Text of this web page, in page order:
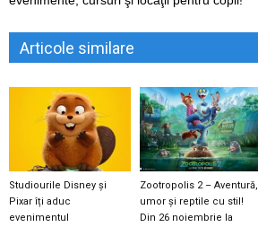
Articole similare
Studiourile Disney și
Pixar îți aduc
evenimentul
Zootropolis 2 – Aventură,
umor și reptile cu stil!
Din 26 noiembrie la